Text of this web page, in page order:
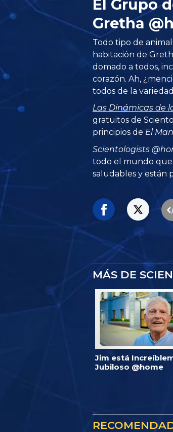
El Grupo
Gretha
Todo tipo de
habitación de
domado a todos,
corazón. Ah,
todos de la
Las Dinámicas de
gratuitos de
principios de El
Scientologists
todo el mundo que
saludables y están
MÁS DE
Jim está
Jubiloso @home